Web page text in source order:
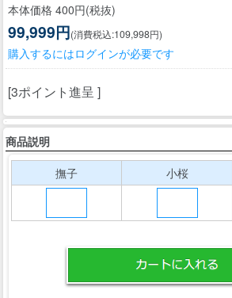
本体価格 400円(税抜)
99,999円(消費税込:109,998円)
購入するにはログインが必要です
[3ポイント進呈 ]
商品説明
撫子 小桜